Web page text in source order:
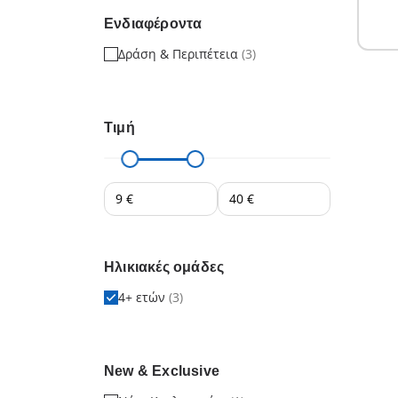
Ενδιαφέροντα
Δράση & Περιπέτεια (3)
Τιμή
Ηλικιακές ομάδες
4+ ετών (3)
New & Exclusive